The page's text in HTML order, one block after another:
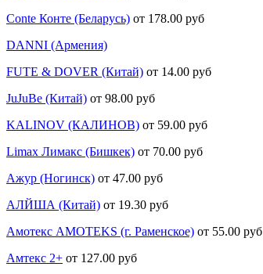
Conte Конте (Беларусь) от 178.00 руб
DANNI (Армения)
FUTE & DOVER (Китай) от 14.00 руб
JuJuBe (Китай) от 98.00 руб
KALINOV (КАЛИНОВ) от 59.00 руб
Limax Лимакс (Бишкек) от 70.00 руб
Ажур (Ногинск) от 47.00 руб
АЛЙША (Китай) от 19.30 руб
Амотекс AMOTEKS (г. Раменское) от 55.00 руб
Амтекс 2+ от 127.00 руб